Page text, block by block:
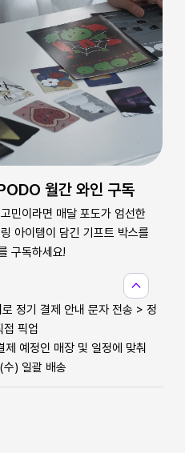
expand_less
월간 와인 구독
민이라면 매달 포도가 엄선한
아이템이 담긴 기프트 박스를
구독하세요!
정기 결제 안내 문자 전송 > 정
접 픽업
예정인 매장 및 일정에 맞춰
) 일괄 배송